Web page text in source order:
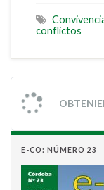
conflictos
E-CO: NÚMERO 23